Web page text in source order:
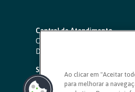
Central de Atendimento
Capitais e regiões
Demais localidades:
SAC 24 horas
Ouvidoria
Ao clicar em "Aceitar
para melhorar a